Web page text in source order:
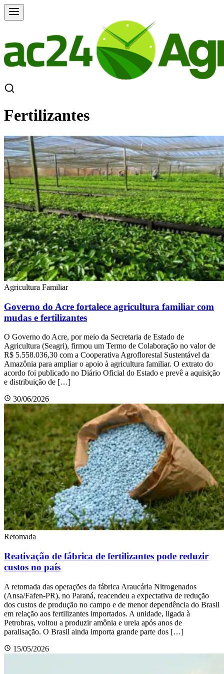
Fertilizantes
Agricultura Familiar
Governo do Acre fortalece agricultura familiar com
mudas e fertilizantes
O Governo do Acre, por meio da Secretaria de Estado de
Agricultura (Seagri), firmou um Termo de Colaboração no valor de
R$ 5.558.036,30 com a Cooperativa Agroflorestal Sustentável da
Amazônia para ampliar o apoio à agricultura familiar. O extrato do
acordo foi publicado no Diário Oficial do Estado e prevê a aquisição
e distribuição de […]
30/06/2026
Retomada
Reativação de fábrica de fertilizantes pode reduzir
custos no país
A retomada das operações da fábrica Araucária Nitrogenados
(Ansa/Fafen-PR), no Paraná, reacendeu a expectativa de redução
dos custos de produção no campo e de menor dependência do Brasil
em relação aos fertilizantes importados. A unidade, ligada à
Petrobras, voltou a produzir amônia e ureia após anos de
paralisação. O Brasil ainda importa grande parte dos […]
15/05/2026